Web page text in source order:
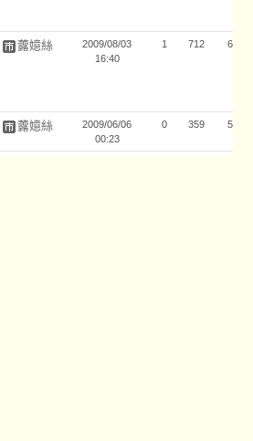
虂嬑絲
2009/08/03
16:40
1 712 6
虂嬑絲
2009/06/06
00:23
0 359 5